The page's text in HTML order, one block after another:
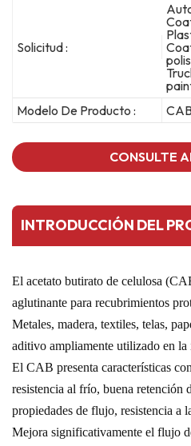
Solicitud :
Modelo De Producto :
CONSULTE
INTRODUCCIÓN DEL
El acetato butirato de celulosa
aglutinante para recubrimientos
Metales, madera, textiles, telas,
aditivo ampliamente utilizado en
El CAB presenta características
resistencia al frío, buena retención
propiedades de flujo, resistencia a
Mejora significativamente el flujo